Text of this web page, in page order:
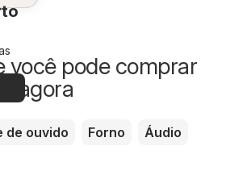
você pode comprar
agora
de ouvido Forno Áudio